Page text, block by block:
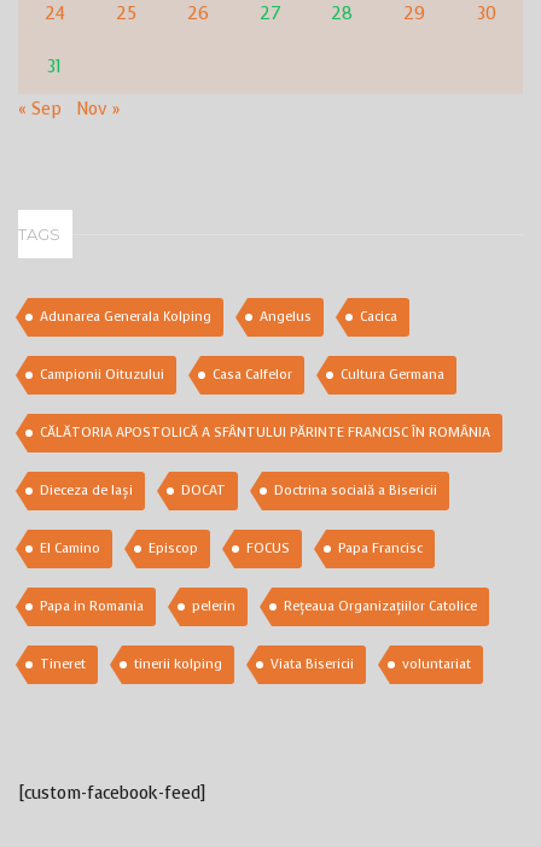
24 25 26 27 28 29 30
31
« Sep
Nov »
TAGS
Adunarea Generala Kolping Angelus Cacica
Campionii Oituzului Casa Calfelor Cultura Germana
CĂLĂTORIA APOSTOLICĂ A SFÂNTULUI PĂRINTE FRANCISC ÎN ROMÂNIA
Dieceza de Iași DOCAT Doctrina socială a Bisericii
El Camino Episcop FOCUS Papa Francisc
Papa in Romania pelerin Rețeaua Organizațiilor Catolice
Tineret tinerii kolping Viata Bisericii voluntariat
[custom-facebook-feed]